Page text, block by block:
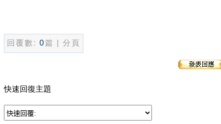
回覆數: 0篇 | 分頁
快速回復主題